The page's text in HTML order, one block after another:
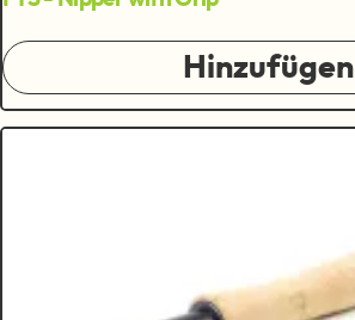
Hinzufügen